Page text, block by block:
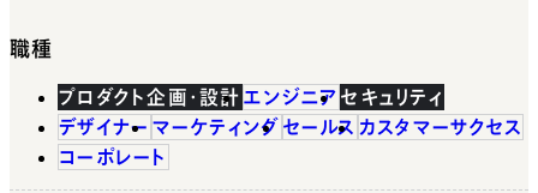
職種
プロダクト企画・設計 エンジニア セキュリティ
デザイナー マーケティング セールス カスタマーサクセス
コーポレート